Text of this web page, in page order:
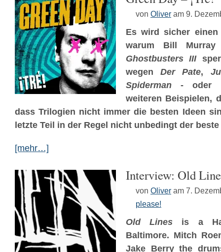
von Oliver am 9.
Es wird sicher
warum Bill
Ghostbusters III
wegenDer Pate,
Spiderman - oder
weiteren Beispielen,
dass Trilogien nicht immer die besten Ideen
letzte Teil in der Regel nicht unbedingt der
[mehr…]
Interview: Old
von Oliver am 7.
please!
Old Lines is a
Baltimore. Mitch
Jake Berry the